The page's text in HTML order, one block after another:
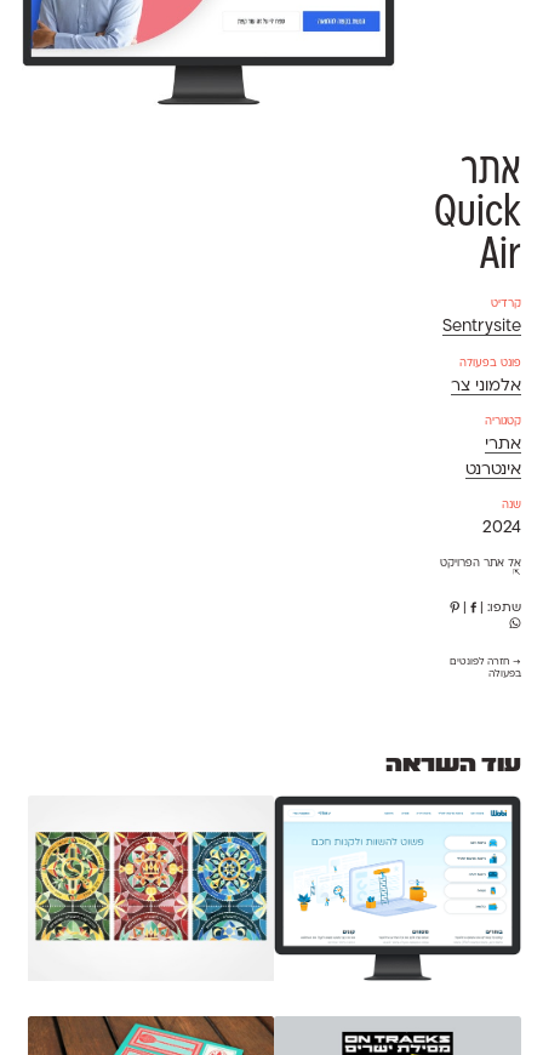
אתר
Quick
Air
קרדיט
Sentrysite
פונט בפעולה
אלמוני צר
קטגוריה
אתרי
אינטרנט
שנה
2024
אל אתר הפרויקט
⇱
שתפו: |
→ חזרה לפונטים
בפעולה
עוד השראה